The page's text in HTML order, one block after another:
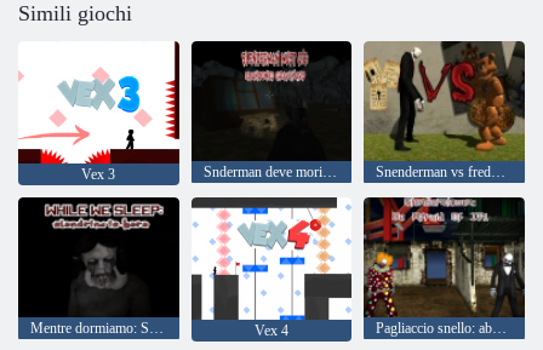
Simili giochi
Vex 3 Snderman deve morire: cimitero abbandonato Snenderman vs freddy il fazbear
Mentre dormiamo: Slendrina è qui Vex 4 Pagliaccio snello: abbiate paura di esserlo